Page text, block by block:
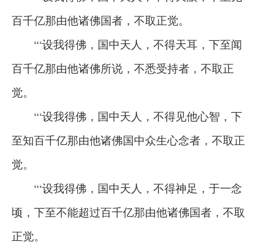
百千亿那由他诸佛国者，不取正觉。
“‘设我得佛，国中天人，不得天耳，下至闻
百千亿那由他诸佛所说，不悉受持者，不取正
觉。
“‘设我得佛，国中天人，不得见他心智，下
至知百千亿那由他诸佛国中众生心念者，不取正
觉。
“‘设我得佛，国中天人，不得神足，于一念
顷，下至不能超过百千亿那由他诸佛国者，不取
正觉。